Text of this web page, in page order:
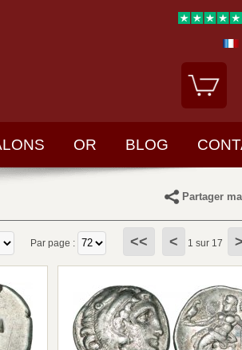
OR BLOG
Partager
Par page : << < 1 sur 17 >